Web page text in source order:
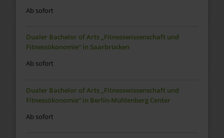
Ab sofort
Dualer Bachelor of Arts „Fitnesswissenschaft und
Fitnessökonomie“ in Saarbrücken
Ab sofort
Dualer Bachelor of Arts „Fitnesswissenschaft und
Fitnessökonomie“ in Berlin-Mühlenberg Center
Ab sofort